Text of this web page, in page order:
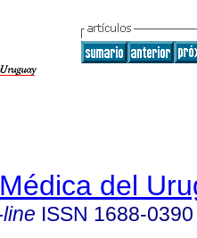
del
ISSN 1688-0390